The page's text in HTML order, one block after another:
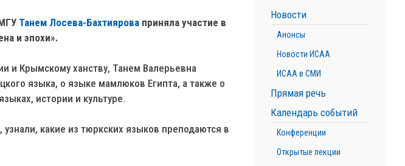
Танем Лосева-Бахтиярова приняла участие в
и эпохи».
и Крымскому ханству, Танем Валерьевна
языка, о языке мамлюков Египта, а также о
истории и культуре.
какие из тюркских языков преподаются в
Новости
Анонсы
Новости ИСАА
ИСАА в СМИ
Прямая речь
Календарь событий
Конференции
Открытые лекции